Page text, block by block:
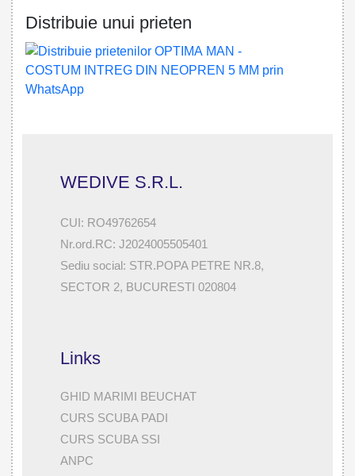
Distribuie unui prieten
WEDIVE S.R.L.
CUI: RO49762654
Nr.ord.RC: J2024005505401
Sediu social: STR.POPA PETRE NR.8,
SECTOR 2, BUCURESTI 020804
Links
GHID MARIMI BEUCHAT
CURS SCUBA PADI
CURS SCUBA SSI
ANPC